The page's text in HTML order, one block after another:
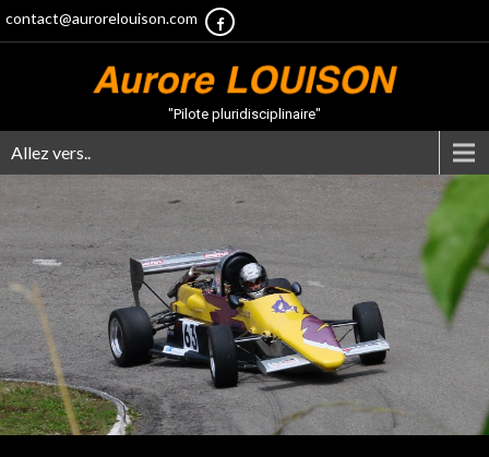
contact@aurorelouison.com
"Pilote pluridisciplinaire"
Allez vers..